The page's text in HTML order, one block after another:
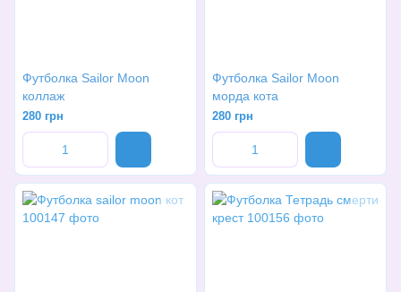
Футболка Sailor Moon
коллаж
280 грн
Футболка Sailor Moon
морда кота
280 грн